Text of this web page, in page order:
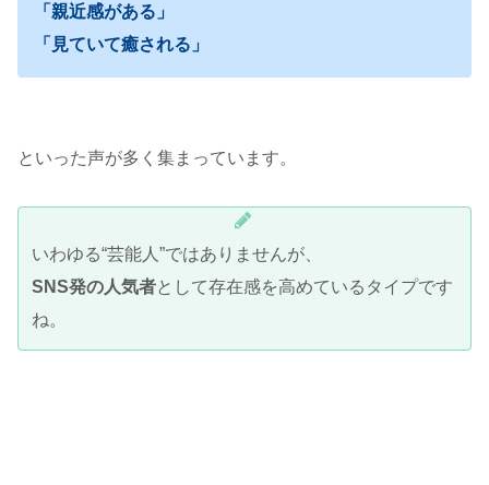
「親近感がある」
「見ていて癒される」
といった声が多く集まっています。
いわゆる“芸能人”ではありませんが、
SNS発の人気者として存在感を高めているタイプです
ね。